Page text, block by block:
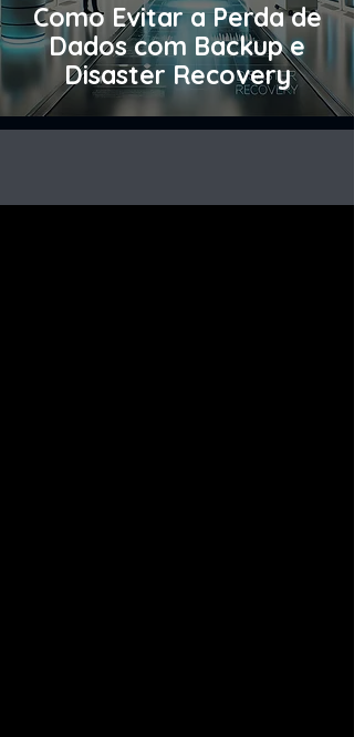
Como Evitar a Perda de
Dados com Backup e
Disaster Recovery